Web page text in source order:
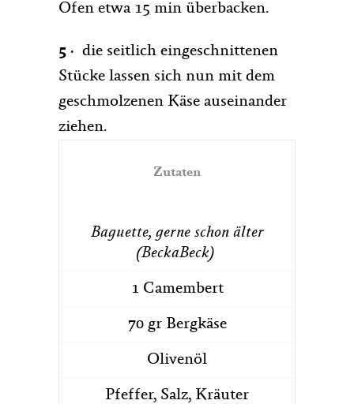
Ofen etwa 15 min überbacken.
5 · die seitlich eingeschnittenen
Stücke lassen sich nun mit dem
geschmolzenen Käse auseinander
ziehen.
Zutaten
Baguette, gerne schon älter
(BeckaBeck)
1 Camembert
70 gr Bergkäse
Olivenöl
Pfeffer, Salz, Kräuter